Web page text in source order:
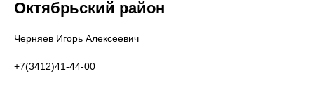
Октябрьский район
Черняев Игорь Алексеевич
+7(3412)41-44-00